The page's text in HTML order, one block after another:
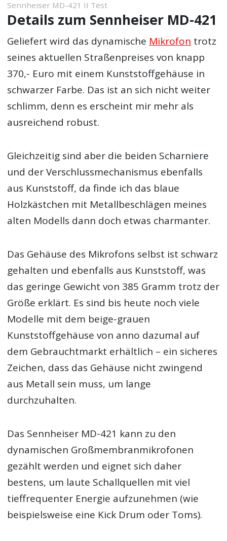
Sennheiser MD-421 II Test
Details zum Sennheiser MD-421
Geliefert wird das dynamische Mikrofon trotz
seines aktuellen Straßenpreises von knapp
370,- Euro mit einem Kunststoffgehäuse in
schwarzer Farbe. Das ist an sich nicht weiter
schlimm, denn es erscheint mir mehr als
ausreichend robust.
Gleichzeitig sind aber die beiden Scharniere
und der Verschlussmechanismus ebenfalls
aus Kunststoff, da finde ich das blaue
Holzkästchen mit Metallbeschlägen meines
alten Modells dann doch etwas charmanter.
Das Gehäuse des Mikrofons selbst ist schwarz
gehalten und ebenfalls aus Kunststoff, was
das geringe Gewicht von 385 Gramm trotz der
Größe erklärt. Es sind bis heute noch viele
Modelle mit dem beige-grauen
Kunststoffgehäuse von anno dazumal auf
dem Gebrauchtmarkt erhältlich – ein sicheres
Zeichen, dass das Gehäuse nicht zwingend
aus Metall sein muss, um lange
durchzuhalten.
Das Sennheiser MD-421 kann zu den
dynamischen Großmembranmikrofonen
gezählt werden und eignet sich daher
bestens, um laute Schallquellen mit viel
tieffrequenter Energie aufzunehmen (wie
beispielsweise eine Kick Drum oder Toms).